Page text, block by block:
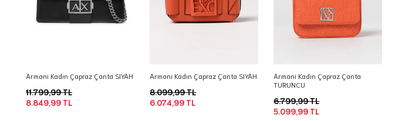
Armani Kadın Çapraz Çanta SIYAH
8.849,99 TL
11.799,99 TL
Armani Kadın Çapraz Çanta SIYAH
6.074,99 TL
8.099,99 TL
Armani Kadın Çapraz Çanta
TURUNCU
5.099,99 TL
6.799,99 TL